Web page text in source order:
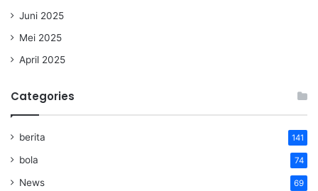
Juni 2025
Mei 2025
April 2025
Categories
berita 141
bola 74
News 69